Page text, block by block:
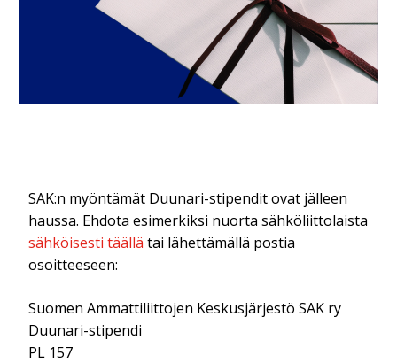
SAK:n myöntämät Duunari-stipendit ovat jälleen
haussa. Ehdota esimerkiksi nuorta sähköliittolaista
sähköisesti täällä tai lähettämällä postia
osoitteeseen:
Suomen Ammattiliittojen Keskusjärjestö SAK ry
Duunari-stipendi
PL 157